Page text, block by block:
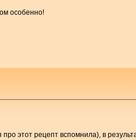
особенно!
этот рецепт вспомнила), в